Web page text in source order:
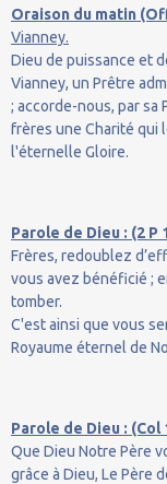
Oraison du matin
Vianney.
Dieu de puissance et
Vianney, un Prêtre
; accorde-nous, par sa
frères une Charité qui
l'éternelle Gloire.
Parole de Dieu : (2
Frères, redoublez
vous avez bénéficié ;
tomber.
C'est ainsi que vous
Royaume éternel de
Parole de Dieu :
Que Dieu Notre Père
grâce à Dieu, Le Père